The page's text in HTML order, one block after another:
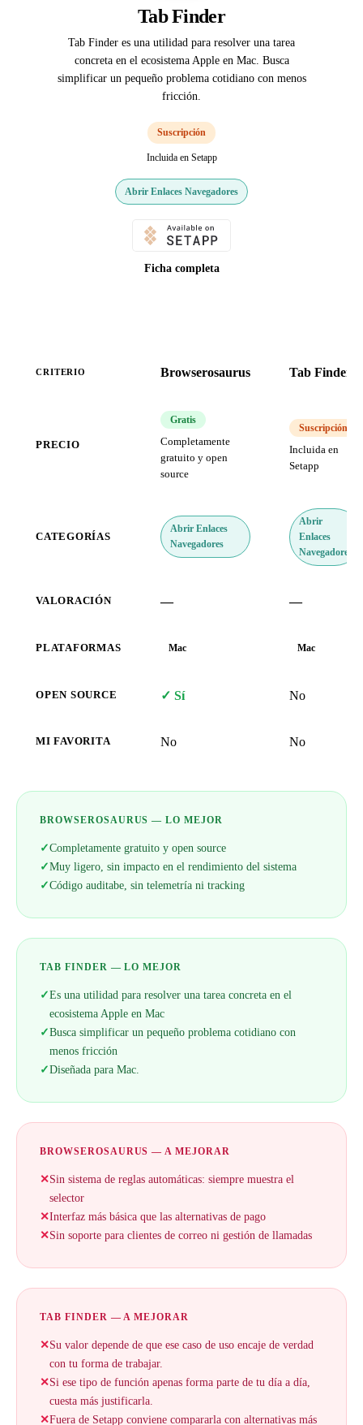
Tab Finder
Tab Finder es una utilidad para resolver una tarea
concreta en el ecosistema Apple en Mac. Busca
simplificar un pequeño problema cotidiano con menos
fricción.
Suscripción
Incluida en Setapp
Abrir Enlaces Navegadores
Ficha completa
CRITERIO Browserosaurus Tab Finder
PRECIO
Gratis
Completamente
gratuito y open
source
Suscripción
Incluida en
Setapp
CATEGORÍAS
Abrir Enlaces
Navegadores
Abrir
Enlaces
Navegadores
VALORACIÓN — —
PLATAFORMAS Mac Mac
OPEN SOURCE ✓ Sí No
MI FAVORITA No No
BROWSEROSAURUS — LO MEJOR
✓Completamente gratuito y open source
✓Muy ligero, sin impacto en el rendimiento del sistema
✓Código auditabe, sin telemetría ni tracking
TAB FINDER — LO MEJOR
✓Es una utilidad para resolver una tarea concreta en el
ecosistema Apple en Mac
✓Busca simplificar un pequeño problema cotidiano con
menos fricción
✓Diseñada para Mac.
BROWSEROSAURUS — A MEJORAR
✕Sin sistema de reglas automáticas: siempre muestra el
selector
✕Interfaz más básica que las alternativas de pago
✕Sin soporte para clientes de correo ni gestión de llamadas
TAB FINDER — A MEJORAR
✕Su valor depende de que ese caso de uso encaje de verdad
con tu forma de trabajar.
✕Si ese tipo de función apenas forma parte de tu día a día,
cuesta más justificarla.
✕Fuera de Setapp conviene compararla con alternativas más